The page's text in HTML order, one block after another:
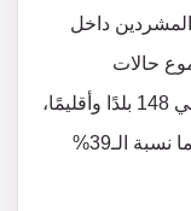
المشردين داخل
عام 2018 بلغ مجموع حالات
المشردين الجدد حوالي 28 مليون حالة في 148 بلدًا وأقليمًا،
جاء أغلبها نتيجة للكوارث بحوالي 61%، أما نسبة الـ39%